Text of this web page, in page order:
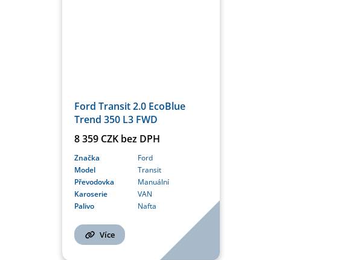
Ford Transit 2.0 EcoBlue
Trend 350 L3 FWD
8 359 CZK bez DPH
Značka
Ford
Model
Transit
Převodovka
Manuální
Karoserie
VAN
Palivo
Nafta
Více